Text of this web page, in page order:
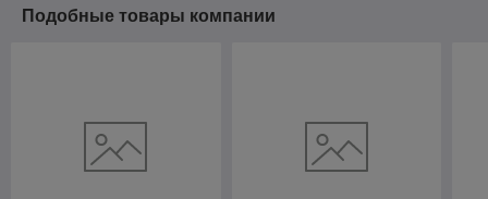
Подобные товары компании